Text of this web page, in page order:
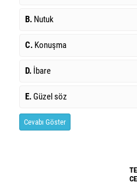
B. Nutuk
C. Konuşma
D. İbare
E.Güzel söz
Cevabı Göster